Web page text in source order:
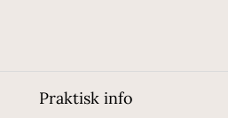
Praktisk info